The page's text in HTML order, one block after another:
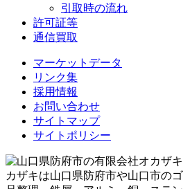
引取時の流れ
許可証等
通信買取
マーケットデータ
リンク集
採用情報
お問い合わせ
サイトマップ
サイトポリシー